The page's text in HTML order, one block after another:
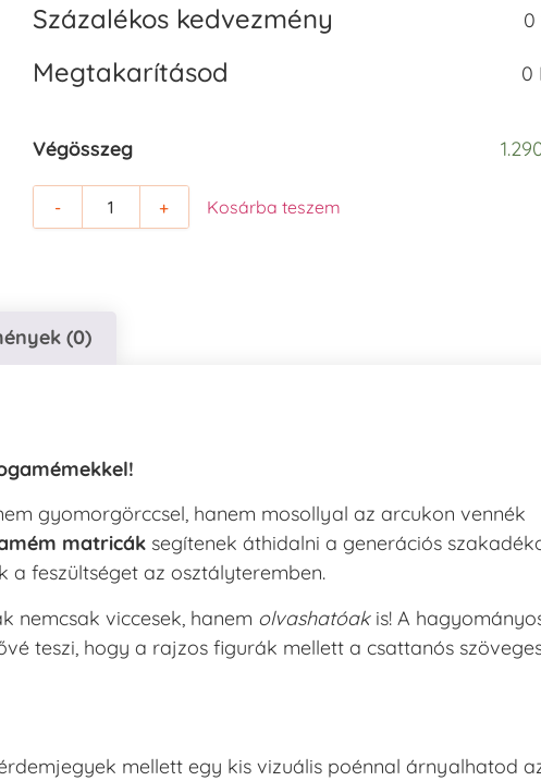
Százalékos kedvezmény 0
Megtakarításod 0
Végösszeg
- + Kosárba teszem
(0)
gyomorgörccsel, hanem mosollyal az arcukon vennék
matricák segítenek áthidalni a generációs
feszültséget az osztályteremben.
nemcsak viccesek, hanem olvashatóakis! A
teszi, hogy a rajzos figurák mellett a csattanós
mellett egy kis vizuális poénnal árnyalhatod